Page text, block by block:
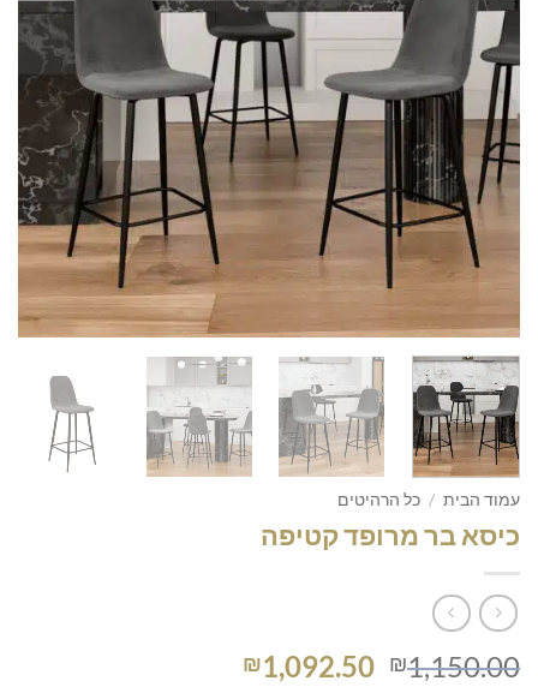
עמוד הבית / כל הרהיטים
כיסא בר מרופד קטיפה
₪1,150.00
המחיר
₪1,092.50